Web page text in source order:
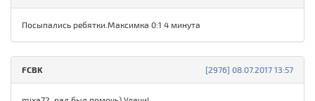
Посыпались ребятки.Максимка 0:1 4 минута
[2976] 08.07.2017 13:57
FCBK